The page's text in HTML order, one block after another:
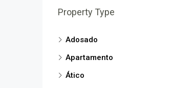
Property Type
Adosado
Apartamento
Ático